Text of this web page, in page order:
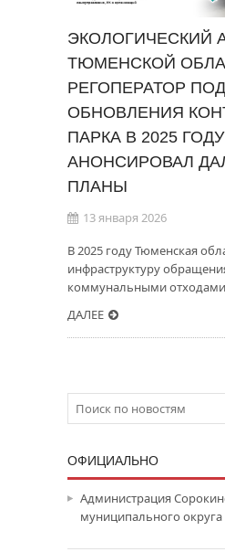
ЭКОЛОГИЧЕСКИЙ
ТЮМЕНСКОЙ
РЕГОПЕРАТОР
ОБНОВЛЕНИЯ
ПАРКА В 2025
АНОНСИРОВАЛ
ПЛАНЫ
13 января 2026
В 2025 году Тюменская
инфраструктуру
коммунальными
ДАЛЕЕ
ОФИЦИАЛЬНО
Администрация
муниципального округа